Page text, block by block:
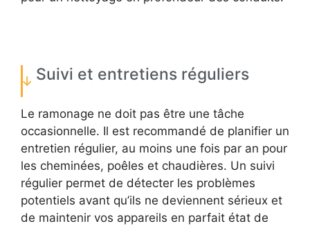
Suivi et entretiens réguliers
Le ramonage ne doit pas être une tâche
occasionnelle. Il est recommandé de planifier un
entretien régulier, au moins une fois par an pour
les cheminées, poêles et chaudières. Un suivi
régulier permet de détecter les problèmes
potentiels avant qu’ils ne deviennent sérieux et
de maintenir vos appareils en parfait état de